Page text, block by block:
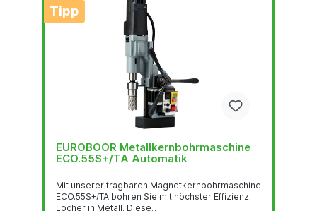
Tipp
EUROBOOR Metallkernbohrmaschine
ECO.55S+/TA Automatik
Mit unserer tragbaren Magnetkernbohrmaschine
ECO.55S+/TA bohren Sie mit höchster Effizienz
Löcher in Metall. Diese